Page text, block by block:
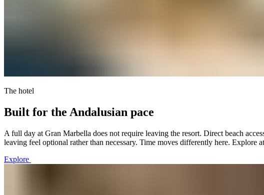
The hotel​​​​‌ ‍ ​‍​‍‌‍ ‌ ​‍‌‍‍‌‌‍‌ ‌‍‍‌‌‍ ‍​‍​‍​ ‍‍​‍​‍‌ ​ ‌‍​‌‌‍ ‍‌‍‍‌‌ ‌​‌ ‍‌​‍ ‍‌‍‍‌‌‍ ​‍​‍​‍ ​​‍​‍‌‍‍​‌ ​‍‌‍‌‌‌‍‌‍​‍​‍​ ‍‍​‍​‍‌‍‍​‌ ‌​‌ ‌​‌ ​​‌ ​ ​ ‍‍​‍ ​‍ ‌‍ ​​‍ ‌‌‍​‌‌‍ ‍‌‍‌​​‍ ‌‌ ​‍​‍ ‌‌‍‍​‌‍ ‌ ‌​‌‍‌‌‌‍ ​‌ ​ ​‍ ‌‌ ​ ‌ ‌​‌ ‌‌‌‍‌​‌‍‍‌‌‍ ​‍ ‍‌ ‌‍‌‍‌‌‌ ​‍‌‍​ ‌‍‌‌‌‍ ​​‍ ‍‌‍​‌‌ ​​‌ ​​​‍ ‌‍‍‌‌‍ ‍‌ ‌​‌‍‌‌‌‍ ‍‌ ‌​​‍ ‌‍‌‌‌‍‌​‌‍‍‌‌ ‌​​‍ ‌‍ ‌‌‍ ‌‍‌​‌‍‌‌​ ‌‌ ​​‌ ​‍‌‍‌‌‌ ​ ‌‍‌‌‌‍ ‍‌ ‌​‌‍​‌‌ ‌​‌‍‍‌‌‍ ‌‍ ‍​ ‍ ‌‍‍‌‌‍‌​​ ‌‌‍​‌​ ​‍‌‍‌‌​ ‍‌​ ‍‌​ ​‍​ ‌ ​ ​ ​‍ ‌​ ‌​‌‍‌‍‌‍​‌​ ‍‌​‍ ‌​ ‌​​ ‌ ‌‍​ ​ ‌ ​‍ ‌​ ‍‌‌‍​‌​ ‍​​ ​‌​‍ ‌​ ‍​‌‍​‌​ ‍​​ ​​‌‍‌‍​ ‍​​ ‍​​ ‌‍​ ‌‍​ ‌‍​ ​‍‌‍​‌​ ‍ ‌ ‌​‌ ‍‌‌ ​​‌‍‌‌​ ‌‌‍‍​‌‍ ‌ ‌​‌‍‌‌‌‍ ​‌‌​ ‌‍‍‌‌ ‌​‌‍‌‌‌‌​​‌‍​‌‌‍‌ ‌‍‌‌​ ‍ ‌ ​​‌‍​‌‌ ‌​‌‍‍​​ ‌‌ ​​‌‍​‌‌‍‌ ‌‍‌‌‌​​‍‌ ‌‌‌‍‍‌‌‍ ​‌‍‌​‌‍‌‌‌ ​‍​‍‌‌​ ‌‌‌​​‍‌‌ ‌‍‍ ‌‍‌‌‌ ‍‌​‍‌‌​ ​ ‌​‌​​‍‌‌​ ​ ‌​‌​​‍‌‌​ ​‍​ ​‍​ ​ ​ ​​‌‍​‌​ ​​‌‍​ ​ ​ ‌‍‌​‌‍​‍​ ‌​​ ‌‌​ ​ ​ ‌​​‍‌‌​ ​‍​ ​‍​‍‌‌​ ‌‌‌​‌​​‍ ‍‌ ​ ‌ ‌‌‌‍​‍‌‍‍​‌‍‌‌‌‍​‌‌‍‌​‌‍‍‌‌‍ ‍‌‍‌ ​ ‌‍​‍‌‍​‌‌ ​ ‌‍‌‌‌‌‌‌‌ ​‍‌‍ ​​ ‌‌‍‍​‌ ‌​‌ ‌​‌ ​​‌ ​ ​‍‌‌​ ​ ‌​​‌​‍‌‌​ ​‍‌​‌‍​‍‌‌​ ​‍‌​‌‍‌‍ ​​‍ ‌‌‍​‌‌‍ ‍‌‍‌​​‍ ‌‌ ​‍​‍ ‌‌‍‍​‌‍ ‌ ‌​‌‍‌‌‌‍ ​‌ ​ ​‍ ‌‌ ​ ‌ ‌​‌ ‌‌‌‍‌​‌‍‍‌‌‍ ​‍ ‍‌ ‌‍‌‍‌‌‌ ​‍‌‍​ ‌‍‌‌‌‍ ​​‍ ‍‌‍​‌‌ ​​‌ ​​​‍‌‍‌‍‍‌‌‍‌​​ ‌‌‍​‌​ ​‍‌‍‌‌​ ‍‌​ ‍‌​ ​‍​ ‌ ​ ​ ​‍ ‌​ ‌​‌‍‌‍‌‍​‌​ ‍‌​‍ ‌​ ‌​​ ‌ ‌‍​ ​ ‌ ​‍ ‌​ ‍‌‌‍​‌​ ‍​​ ​‌​‍ ‌​ ‍​‌‍​‌​ ‍​​ ​​‌‍‌‍​ ‍​​ ‍​​ ‌‍​ ‌‍​ ‌‍​ ​‍‌‍​‌​‍‌‍‌ ‌​‌ ‍‌‌ ​​‌‍‌‌​ ‌‌‍‍​‌‍ ‌ ‌​‌‍‌‌‌‍ ​‌‌​ ‌‍‍‌‌ ‌​‌‍‌‌‌‌​​‌‍​‌‌‍‌ ‌‍‌‌​‍‌‍‌ ​​‌‍​‌‌ ‌​‌‍‍​​ ‌‌ ​​‌‍​‌‌‍‌ ‌‍‌‌‌​​‍‌ ‌‌‌‍‍‌‌‍ ​‌‍‌​‌‍‌‌‌ ​‍​‍‌‌​ ‌‌‌​​‍‌‌ ‌‍‍ ‌‍‌‌‌ ‍‌​‍‌‌​ ​ ‌​‌​​‍‌‌​ ​ ‌​‌​​‍‌‌​ ​‍​ ​‍​ ​ ​ ​​‌‍​‌​ ​​‌‍​ ​ ​ ‌‍‌​‌‍​‍​ ‌​​ ‌‌​ ​ ​ ‌​​‍‌‌​ ​‍​ ​‍​‍‌‌​ ‌‌‌​‌​​‍ ‍‌ ​ ‌ ‌‌‌‍​‍‌‍‍​‌‍‌‌‌‍​‌‌‍‌​‌‍‍‌‌‍ ‍‌‍‌ ​‍‌‍‌ ​​‌‍‌‌‌ ​‍‌ ​ ‌ ​​‌‍‌‌‌‍​ ‌ ‌​‌‍‍‌‌ ‌‍‌‍‌‌​ ‌‌ ​​‌ ‌‌‌‍​‍‌‍ ​‌‍‍‌‌ ​ ‌‍‍​‌‍‌‌‌‍‌​​‍​‍‌ ‌
Built for the Andalusian pace​​​​‌ ‍ ​‍​‍‌‍ ‌ ​‍‌‍‍‌‌‍‌ ‌‍‍‌‌‍ ‍​‍​‍​ ‍‍​‍​‍‌ ​ ‌‍​‌‌‍ ‍‌‍‍‌‌ ‌​‌ ‍‌​‍ ‍‌‍‍‌‌‍ ​‍​‍​‍ ​​‍​‍‌‍‍​‌ ​‍‌‍‌‌‌‍‌‍​‍​‍​ ‍‍​‍​‍‌‍‍​‌ ‌​‌ ‌​‌ ​​‌ ​ ​ ‍‍​‍ ​‍ ‌‍ ​​‍ ‌‌‍​‌‌‍ ‍‌‍‌​​‍ ‌‌ ​‍​‍ ‌‌‍‍​‌‍ ‌ ‌​‌‍‌‌‌‍ ​‌ ​ ​‍ ‌‌ ​ ‌ ‌​‌ ‌‌‌‍‌​‌‍‍‌‌‍ ​‍ ‍‌ ‌‍‌‍‌‌‌ ​‍‌‍​ ‌‍‌‌‌‍ ​​‍ ‍‌‍​‌‌ ​​‌ ​​​‍ ‌‍‍‌‌‍ ‍‌ ‌​‌‍‌‌‌‍ ‍‌ ‌​​‍ ‌‍‌‌‌‍‌​‌‍‍‌‌ ‌​​‍ ‌‍ ‌‌‍ ‌‍‌​‌‍‌‌​ ‌‌ ​​‌ ​‍‌‍‌‌‌ ​ ‌‍‌‌‌‍ ‍‌ ‌​‌‍​‌‌ ‌​‌‍‍‌‌‍ ‌‍ ‍​ ‍ ‌‍‍‌‌‍‌​​ ‌‌‍​‌​ ​‍‌‍‌‌​ ‍‌​ ‍‌​ ​‍​ ‌ ​ ​ ​‍ ‌​ ‌​‌‍‌‍‌‍​‌​ ‍‌​‍ ‌​ ‌​​ ‌ ‌‍​ ​ ‌ ​‍ ‌​ ‍‌‌‍​‌​ ‍​​ ​‌​‍ ‌​ ‍​‌‍​‌​ ‍​​ ​​‌‍‌‍​ ‍​​ ‍​​ ‌‍​ ‌‍​ ‌‍​ ​‍‌‍​‌​ ‍ ‌ ‌​‌ ‍‌‌ ​​‌‍‌‌​ ‌‌‍‍​‌‍ ‌ ‌​‌‍‌‌‌‍ ​‌‌​ ‌‍‍‌‌ ‌​‌‍‌‌‌‌​​‌‍​‌‌‍‌ ‌‍‌‌​ ‍ ‌ ​​‌‍​‌‌ ‌​‌‍‍​​ ‌‌ ​​‌‍​‌‌‍‌ ‌‍‌‌‌​​‍‌ ‌‌‌‍‍‌‌‍ ​‌‍‌​‌‍‌‌‌ ​‍​‍‌‌​ ‌‌‌​​‍‌‌ ‌‍‍ ‌‍‌‌‌ ‍‌​‍‌‌​ ​ ‌​‌​​‍‌‌​ ​ ‌​‌​​‍‌‌​ ​‍​ ​‍​ ​ ​ ​​‌‍​‌​ ​​‌‍​ ​ ​ ‌‍‌​‌‍​‍​ ‌​​ ‌‌​ ​ ​ ‌​​‍‌‌​ ​‍​ ​‍​‍‌‌​ ‌‌‌​‌​​‍ ‍‌‍‍​‌‍‌‌‌‍​‌‌‍‌​‌‍‍‌‌‍ ‍‌‍‌ ​ ‌‍​‍‌‍​‌‌ ​ ‌‍‌‌‌‌‌‌‌ ​‍‌‍ ​​ ‌‌‍‍​‌ ‌​‌ ‌​‌ ​​‌ ​ ​‍‌‌​ ​ ‌​​‌​‍‌‌​ ​‍‌​‌‍​‍‌‌​ ​‍‌​‌‍‌‍ ​​‍ ‌‌‍​‌‌‍ ‍‌‍‌​​‍ ‌‌ ​‍​‍ ‌‌‍‍​‌‍ ‌ ‌​‌‍‌‌‌‍ ​‌ ​ ​‍ ‌‌ ​ ‌ ‌​‌ ‌‌‌‍‌​‌‍‍‌‌‍ ​‍ ‍‌ ‌‍‌‍‌‌‌ ​‍‌‍​ ‌‍‌‌‌‍ ​​‍ ‍‌‍​‌‌ ​​‌ ​​​‍‌‍‌‍‍‌‌‍‌​​ ‌‌‍​‌​ ​‍‌‍‌‌​ ‍‌​ ‍‌​ ​‍​ ‌ ​ ​ ​‍ ‌​ ‌​‌‍‌‍‌‍​‌​ ‍‌​‍ ‌​ ‌​​ ‌ ‌‍​ ​ ‌ ​‍ ‌​ ‍‌‌‍​‌​ ‍​​ ​‌​‍ ‌​ ‍​‌‍​‌​ ‍​​ ​​‌‍‌‍​ ‍​​ ‍​​ ‌‍​ ‌‍​ ‌‍​ ​‍‌‍​‌​‍‌‍‌ ‌​‌ ‍‌‌ ​​‌‍‌‌​ ‌‌‍‍​‌‍ ‌ ‌​‌‍‌‌‌‍ ​‌‌​ ‌‍‍‌‌ ‌​‌‍‌‌‌‌​​‌‍​‌‌‍‌ ‌‍‌‌​‍‌‍‌ ​​‌‍​‌‌ ‌​‌‍‍​​ ‌‌ ​​‌‍​‌‌‍‌ ‌‍‌‌‌​​‍‌ ‌‌‌‍‍‌‌‍ ​‌‍‌​‌‍‌‌‌ ​‍​‍‌‌​ ‌‌‌​​‍‌‌ ‌‍‍ ‌‍‌‌‌ ‍‌​‍‌‌​ ​ ‌​‌​​‍‌‌​ ​ ‌​‌​​‍‌‌​ ​‍​ ​‍​ ​ ​ ​​‌‍​‌​ ​​‌‍​ ​ ​ ‌‍‌​‌‍​‍​ ‌​​ ‌‌​ ​ ​ ‌​​‍‌‌​ ​‍​ ​‍​‍‌‌​ ‌‌‌​‌​​‍ ‍‌‍‍​‌‍‌‌‌‍​‌‌‍‌​‌‍‍‌‌‍ ‍‌‍‌ ​‍‌‍‌ ​​‌‍‌‌‌ ​‍‌ ​ ‌ ​​‌‍‌‌‌‍​ ‌ ‌​‌‍‍‌‌ ‌‍‌‍‌‌​ ‌‌ ​​‌ ‌‌‌‍​‍‌‍ ​‌‍‍‌‌ ​ ‌‍‍​‌‍‌‌‌‍‌​​‍​‍‌ ‌
A full day at Gran Marbella does not require leaving the resort. Direct beach
leaving feel optional rather than necessary. Time moves differently here. Explore at your own pace.​​​​‌
Explore ​​​​‌ ‍ ​‍​‍‌‍ ‌ ​‍‌‍‍‌‌‍‌ ‌‍‍‌‌‍ ‍​‍​‍​ ‍‍​‍​‍‌ ​ ‌‍​‌‌‍ ‍‌‍‍‌‌ ‌​‌ ‍‌​‍ ‍‌‍‍‌‌‍ ​‍​‍​‍ ​​‍​‍‌‍‍​‌ ​‍‌‍‌‌‌‍‌‍​‍​‍​ ‍‍​‍​‍‌‍‍​‌ ‌​‌ ‌​‌ ​​‌ ​ ​ ‍‍​‍ ​‍ ‌‍ ​​‍ ‌‌‍​‌‌‍ ‍‌‍‌​​‍ ‌‌ ​‍​‍ ‌‌‍‍​‌‍ ‌ ‌​‌‍‌‌‌‍ ​‌ ​ ​‍ ‌‌ ​ ‌ ‌​‌ ‌‌‌‍‌​‌‍‍‌‌‍ ​‍ ‍‌ ‌‍‌‍‌‌‌ ​‍‌‍​ ‌‍‌‌‌‍ ​​‍ ‍‌‍​‌‌ ​​‌ ​​​‍ ‌‍‍‌‌‍ ‍‌ ‌​‌‍‌‌‌‍ ‍‌ ‌​​‍ ‌‍‌‌‌‍‌​‌‍‍‌‌ ‌​​‍ ‌‍ ‌‌‍ ‌‍‌​‌‍‌‌​ ‌‌ ​​‌ ​‍‌‍‌‌‌ ​ ‌‍‌‌‌‍ ‍‌ ‌​‌‍​‌‌ ‌​‌‍‍‌‌‍ ‌‍ ‍​ ‍ ‌‍‍‌‌‍‌​​ ‌‌‍​‌​ ​‍‌‍‌‌​ ‍‌​ ‍‌​ ​‍​ ‌ ​ ​ ​‍ ‌​ ‌​‌‍‌‍‌‍​‌​ ‍‌​‍ ‌​ ‌​​ ‌ ‌‍​ ​ ‌ ​‍ ‌​ ‍‌‌‍​‌​ ‍​​ ​‌​‍ ‌​ ‍​‌‍​‌​ ‍​​ ​​‌‍‌‍​ ‍​​ ‍​​ ‌‍​ ‌‍​ ‌‍​ ​‍‌‍​‌​ ‍ ‌ ‌​‌ ‍‌‌ ​​‌‍‌‌​ ‌‌‍‍​‌‍ ‌ ‌​‌‍‌‌‌‍ ​‌‌​ ‌‍‍‌‌ ‌​‌‍‌‌‌‌​​‌‍​‌‌‍‌ ‌‍‌‌​ ‍ ‌ ​​‌‍​‌‌ ‌​‌‍‍​​ ‌‌ ​​‌‍​‌‌‍‌ ‌‍‌‌‌​​‍‌ ‌‌‌‍‍‌‌‍ ​‌‍‌​‌‍‌‌‌ ​‍​‍‌‌​ ‌‌‌​​‍‌‌ ‌‍‍ ‌‍‌‌‌ ‍‌​‍‌‌​ ​ ‌​‌​​‍‌‌​ ​ ‌​‌​​‍‌‌​ ​‍​ ​‍​ ​ ​ ​​‌‍​‌​ ​​‌‍​ ​ ​ ‌‍‌​‌‍​‍​ ‌​​ ‌‌​ ​ ​ ‌​​‍‌‌​ ​‍​ ​‍​‍‌‌​ ‌‌‌​‌​​‍ ‍‌ ​​‌ ​‍‌‍‍‌‌‍ ‌‌‍​‌‌ ​‍‌ ‍‌‌​​ ‌ ‌​‌‍​‌​‍ ‍‌‍ ​‌‍​‌‌‍​‍‌‍‌‌‌‍ ​​ ‌‍​‍‌‍​‌‌ ​ ‌‍‌‌‌‌‌‌‌ ​‍‌‍ ​​ ‌‌‍‍​‌ ‌​‌ ‌​‌ ​​‌ ​ ​‍‌‌​ ​ ‌​​‌​‍‌‌​ ​‍‌​‌‍​‍‌‌​ ​‍‌​‌‍‌‍ ​​‍ ‌‌‍​‌‌‍ ‍‌‍‌​​‍ ‌‌ ​‍​‍ ‌‌‍‍​‌‍ ‌ ‌​‌‍‌‌‌‍ ​‌ ​ ​‍ ‌‌ ​ ‌ ‌​‌ ‌‌‌‍‌​‌‍‍‌‌‍ ​‍ ‍‌ ‌‍‌‍‌‌‌ ​‍‌‍​ ‌‍‌‌‌‍ ​​‍ ‍‌‍​‌‌ ​​‌ ​​​‍‌‍‌‍‍‌‌‍‌​​ ‌‌‍​‌​ ​‍‌‍‌‌​ ‍‌​ ‍‌​ ​‍​ ‌ ​ ​ ​‍ ‌​ ‌​‌‍‌‍‌‍​‌​ ‍‌​‍ ‌​ ‌​​ ‌ ‌‍​ ​ ‌ ​‍ ‌​ ‍‌‌‍​‌​ ‍​​ ​‌​‍ ‌​ ‍​‌‍​‌​ ‍​​ ​​‌‍‌‍​ ‍​​ ‍​​ ‌‍​ ‌‍​ ‌‍​ ​‍‌‍​‌​‍‌‍‌ ‌​‌ ‍‌‌ ​​‌‍‌‌​ ‌‌‍‍​‌‍ ‌ ‌​‌‍‌‌‌‍ ​‌‌​ ‌‍‍‌‌ ‌​‌‍‌‌‌‌​​‌‍​‌‌‍‌ ‌‍‌‌​‍‌‍‌ ​​‌‍​‌‌ ‌​‌‍‍​​ ‌‌ ​​‌‍​‌‌‍‌ ‌‍‌‌‌​​‍‌ ‌‌‌‍‍‌‌‍ ​‌‍‌​‌‍‌‌‌ ​‍​‍‌‌​ ‌‌‌​​‍‌‌ ‌‍‍ ‌‍‌‌‌ ‍‌​‍‌‌​ ​ ‌​‌​​‍‌‌​ ​ ‌​‌​​‍‌‌​ ​‍​ ​‍​ ​ ​ ​​‌‍​‌​ ​​‌‍​ ​ ​ ‌‍‌​‌‍​‍​ ‌​​ ‌‌​ ​ ​ ‌​​‍‌‌​ ​‍​ ​‍​‍‌‌​ ‌‌‌​‌​​‍ ‍‌ ​​‌ ​‍‌‍‍‌‌‍ ‌‌‍​‌‌ ​‍‌ ‍‌‌​​ ‌ ‌​‌‍​‌​‍ ‍‌‍ ​‌‍​‌‌‍​‍‌‍‌‌‌‍ ​​‍‌‍‌ ​​‌‍‌‌‌ ​‍‌ ​ ‌ ​​‌‍‌‌‌‍​ ‌ ‌​‌‍‍‌‌ ‌‍‌‍‌‌​ ‌‌ ​​‌ ‌‌‌‍​‍‌‍ ​‌‍‍‌‌ ​ ‌‍‍​‌‍‌‌‌‍‌​​‍​‍‌ ‌